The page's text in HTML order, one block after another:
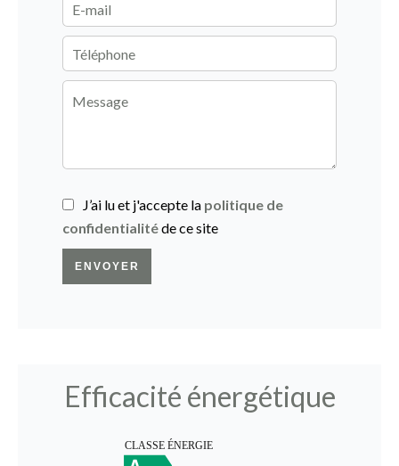
J’ai lu et j'accepte la politique de
confidentialitéde ce site
ENVOYER
Efficacité énergétique